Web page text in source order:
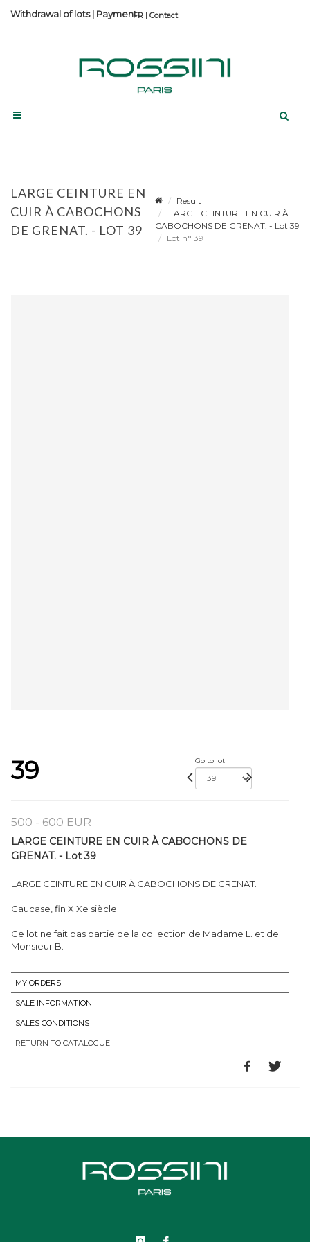
Contact
Withdrawal of lots| Payment
LARGE CEINTURE EN
CUIR À CABOCHONS
DE GRENAT. - LOT 39
Result
LARGE CEINTURE EN CUIR À
CABOCHONS DE GRENAT. - Lot 39
Lot n° 39
39 Go to lot
500 - 600 EUR
LARGE CEINTURE EN CUIR À CABOCHONS DE
GRENAT. - Lot 39
LARGE CEINTURE EN CUIR À CABOCHONS DE GRENAT.
Caucase, fin XIXe siècle.
Ce lot ne fait pas partie de la collection de Madame L. et de
Monsieur B.
MY ORDERS
SALE INFORMATION
SALES CONDITIONS
RETURN TO CATALOGUE